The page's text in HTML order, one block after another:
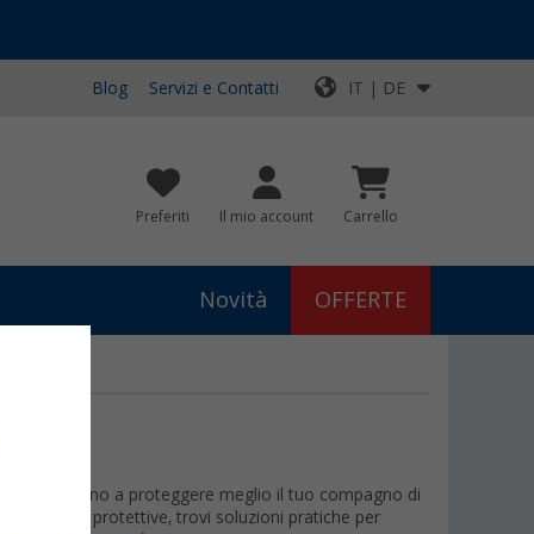
Blog Servizi e Contatti IT | DE
Preferiti Il mio account Carrello
Novità OFFERTE
cani aiutano a proteggere meglio il tuo compagno di
e scarpe protettive, trovi soluzioni pratiche per